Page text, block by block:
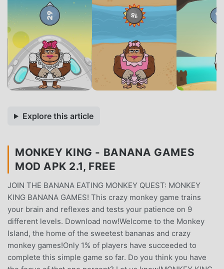
Explore this article
MONKEY KING - BANANA GAMES
MOD APK 2.1, FREE
JOIN THE BANANA EATING MONKEY QUEST: MONKEY
KING BANANA GAMES! This crazy monkey game trains
your brain and reflexes and tests your patience on 9
different levels. Download now!Welcome to the Monkey
Island, the home of the sweetest bananas and crazy
monkey games!Only 1% of players have succeeded to
complete this simple game so far. Do you think you have